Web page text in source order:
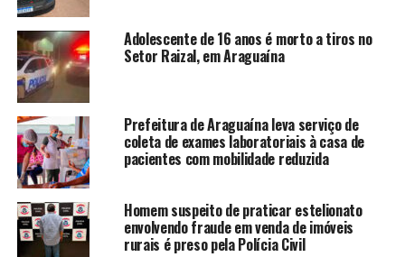
Adolescente de 16 anos é morto a tiros no
Setor Raizal, em Araguaína
Prefeitura de Araguaína leva serviço de
coleta de exames laboratoriais à casa de
pacientes com mobilidade reduzida
Homem suspeito de praticar estelionato
envolvendo fraude em venda de imóveis
rurais é preso pela Polícia Civil